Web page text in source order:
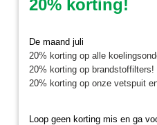
Snel
20% korting!
De maand juli
20% korting op alle
20% korting op brandstoffilters!
20% korting op onze vetspuit
Loop geen korting mis en ga